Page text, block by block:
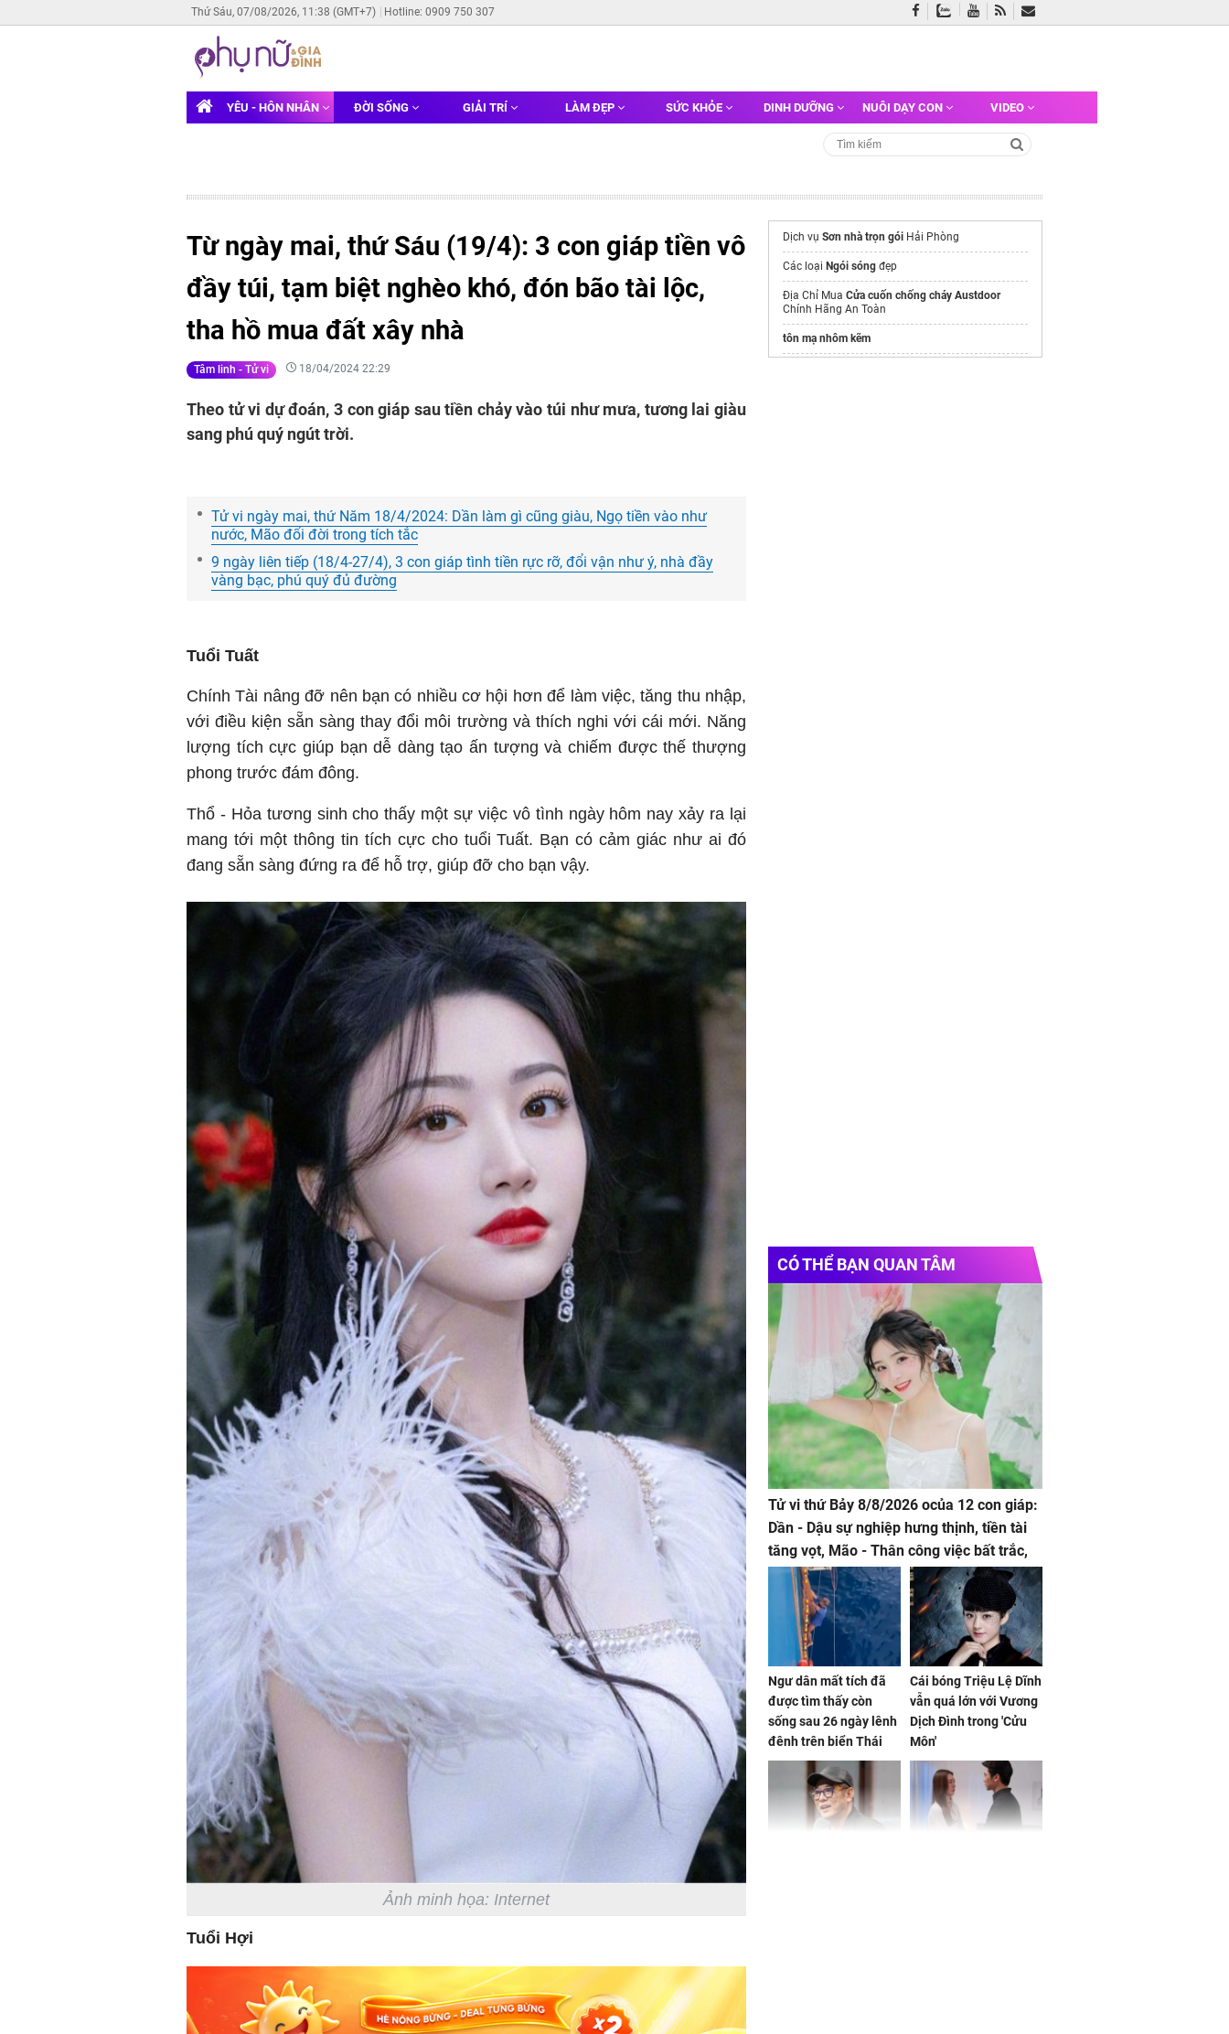
Thứ Sáu, 07/08/2026, 11:38 (GMT+7) Hotline: 0909 750 307
YÊU - HÔN NHÂN ĐỜI SỐNG GIẢI TRÍ LÀM ĐẸP SỨC KHỎE DINH DƯỠNG NUÔI DẠY CON VIDEO
Từ ngày mai, thứ Sáu (19/4): 3 con giáp tiền vô
đầy túi, tạm biệt nghèo khó, đón bão tài lộc,
tha hồ mua đất xây nhà
Tâm linh - Tử vi 18/04/2024 22:29
Theo tử vi dự đoán, 3 con giáp sau tiền chảy vào túi như mưa, tương lai giàu
sang phú quý ngút trời.
Tử vi ngày mai, thứ Năm 18/4/2024: Dần làm gì cũng giàu, Ngọ tiền vào như
nước, Mão đổi đời trong tích tắc
9 ngày liên tiếp (18/4-27/4), 3 con giáp tình tiền rực rỡ, đổi vận như ý, nhà đầy
vàng bạc, phú quý đủ đường
Tuổi Tuất
Chính Tài nâng đỡ nên bạn có nhiều cơ hội hơn để làm việc, tăng thu nhập,
với điều kiện sẵn sàng thay đổi môi trường và thích nghi với cái mới. Năng
lượng tích cực giúp bạn dễ dàng tạo ấn tượng và chiếm được thế thượng
phong trước đám đông.
Thổ - Hỏa tương sinh cho thấy một sự việc vô tình ngày hôm nay xảy ra lại
mang tới một thông tin tích cực cho tuổi Tuất. Bạn có cảm giác như ai đó
đang sẵn sàng đứng ra để hỗ trợ, giúp đỡ cho bạn vậy.
Ảnh minh họa: Internet
Tuổi Hợi
Dịch vụ Sơn nhà trọn gói Hải Phòng
Các loại Ngói sóng đẹp
Địa Chỉ Mua Cửa cuốn chống cháy Austdoor
Chính Hãng An Toàn
tôn mạ nhôm kẽm
CÓ THỂ BẠN QUAN TÂM
Tử vi thứ Bảy 8/8/2026 ocủa 12 con giáp:
Dần - Dậu sự nghiệp hưng thịnh, tiền tài
tăng vọt, Mão - Thân công việc bất trắc,
tiền mất tật mang
Ngư dân mất tích đã
được tìm thấy còn
sống sau 26 ngày lênh
đênh trên biển Thái
Bình Dương
Cái bóng Triệu Lệ Dĩnh
vẫn quá lớn với Vương
Dịch Đình trong 'Cửu
Môn'